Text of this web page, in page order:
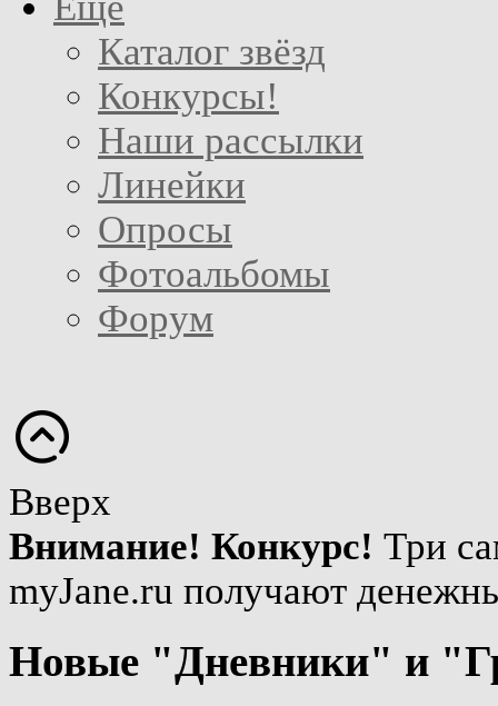
Каталог звёзд
Конкурсы!
Наши рассылки
Линейки
Опросы
Фотоальбомы
Форум
Вверх
Внимание! Конкурс! Три
myJane.ru получают
Новые "Дневники" и